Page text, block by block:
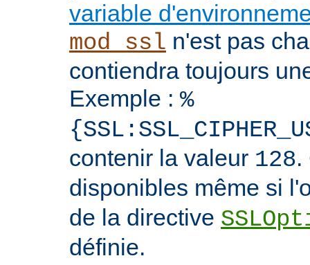
variable
mod_ssl n'est pas
contiendra toujours
Exemple : %
contenir la valeur 128.
disponibles même si
de la directive
définie.